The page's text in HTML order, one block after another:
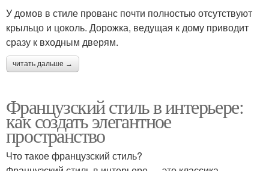
У домов в стиле прованс почти полностью отсутствуют
крыльцо и цоколь. Дорожка, ведущая к дому приводит
сразу к входным дверям.
читать дальше →
Французский стиль в интерьере:
как создать элегантное
пространство
Что такое французский стиль?